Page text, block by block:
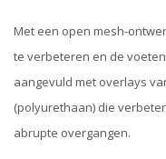
Met een open mesh-
te verbeteren en de
aangevuld met overlays
(polyurethaan) die
abrupte overgangen.